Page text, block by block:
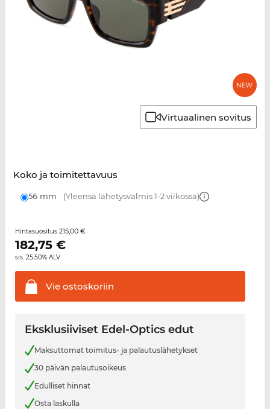
Virtuaalinen sovitus
Koko ja toimitettavuus
56 mm (Yleensä lähetysvalmis 1-2 viikossa)
Hintasuositus 215,00 €
182,75€
sis. 25.50% ALV
Vieostoskoriin
Eksklusiiviset Edel-Optics edut
Maksuttomat toimitus- ja palautuslähetykset
30 päivän palautusoikeus
Edulliset hinnat
Osta laskulla